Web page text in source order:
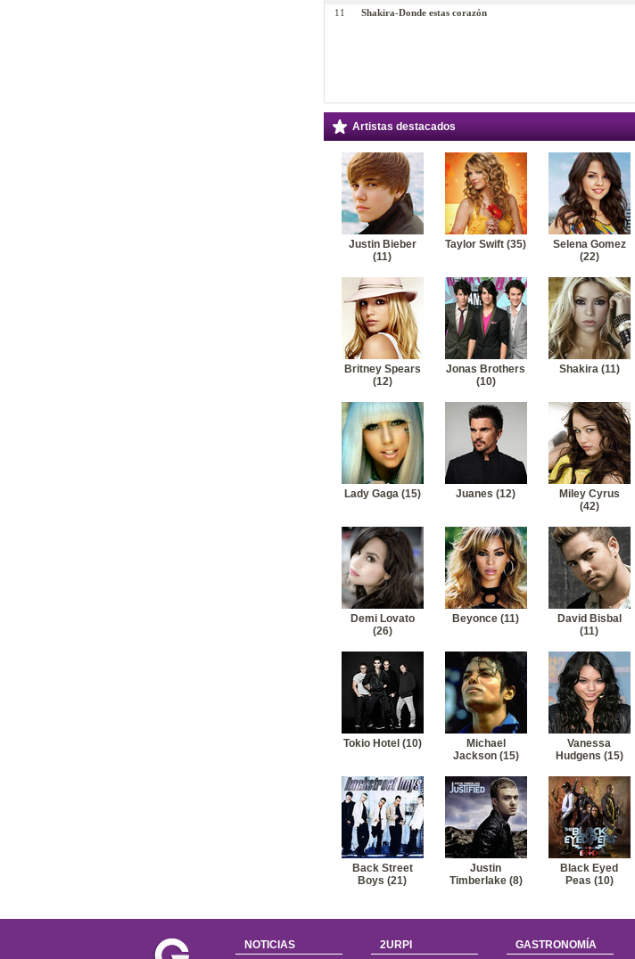
11
Shakira-Donde estas corazón
Artistas destacados
Justin Bieber
(11)
Taylor Swift (35)
Selena Gomez
(22)
Britney Spears
(12)
Jonas Brothers
(10)
Shakira (11)
Lady Gaga (15) Juanes (12)
Miley Cyrus
(42)
Demi Lovato
(26)
Beyonce (11)
David Bisbal
(11)
Tokio Hotel (10)
Michael
Jackson (15)
Vanessa
Hudgens (15)
Back Street
Boys (21)
Justin
Timberlake (8)
Black Eyed
Peas (10)
NOTICIAS 2URPI GASTRONOMÍA